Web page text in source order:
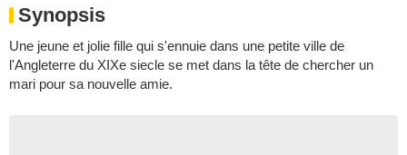
Synopsis
Une jeune et jolie fille qui s'ennuie dans une petite ville de
l'Angleterre du XIXe siecle se met dans la tête de chercher un
mari pour sa nouvelle amie.